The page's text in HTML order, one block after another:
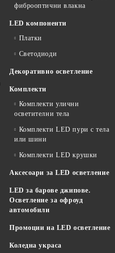
фиброоптични влакна
LED компоненти
Платки
Светодиоди
Декоративно осветление
Комплекти
Комплекти улични
осветителни тела
Комплекти LED пури с тела
или шини
Комплекти LED крушки
Аксесоари за LED осветление
LED за барове джипове.
Осветление за офроуд
автомобили
Промоции на LED осветление
Коледна украса